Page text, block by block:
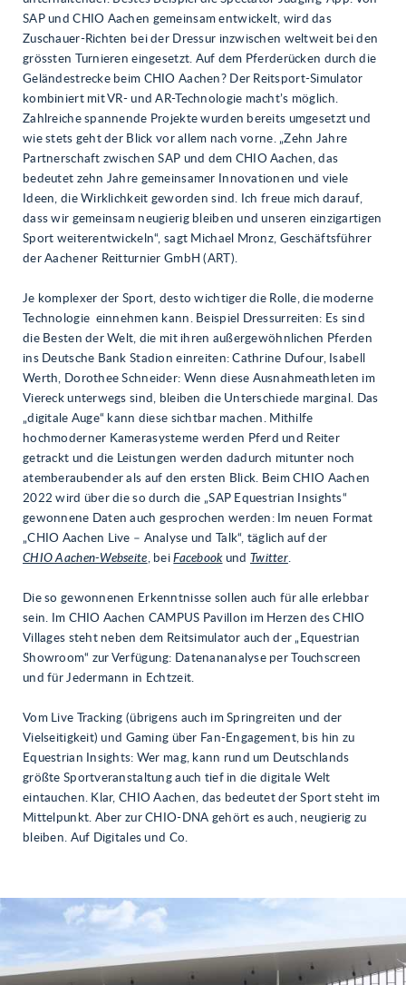
SAP und CHIO Aachen gemeinsam entwickelt, wird das
Zuschauer-Richten bei der Dressur inzwischen weltweit bei den
grössten Turnieren eingesetzt. Auf dem Pferderücken durch die
Geländestrecke beim CHIO Aachen? Der Reitsport-Simulator
kombiniert mit VR- und AR-Technologie macht’s möglich.
Zahlreiche spannende Projekte wurden bereits umgesetzt und
wie stets geht der Blick vor allem nach vorne. „Zehn Jahre
Partnerschaft zwischen SAP und dem CHIO Aachen, das
bedeutet zehn Jahre gemeinsamer Innovationen und viele
Ideen, die Wirklichkeit geworden sind. Ich freue mich darauf,
dass wir gemeinsam neugierig bleiben und unseren einzigartigen
Sport weiterentwickeln“, sagt Michael Mronz, Geschäftsführer
der Aachener Reitturnier GmbH (ART).
Je komplexer der Sport, desto wichtiger die Rolle, die moderne
Technologie einnehmen kann. Beispiel Dressurreiten: Es sind
die Besten der Welt, die mit ihren außergewöhnlichen Pferden
ins Deutsche Bank Stadion einreiten: Cathrine Dufour, Isabell
Werth, Dorothee Schneider: Wenn diese Ausnahmeathleten im
Viereck unterwegs sind, bleiben die Unterschiede marginal. Das
„digitale Auge“ kann diese sichtbar machen. Mithilfe
hochmoderner Kamerasysteme werden Pferd und Reiter
getrackt und die Leistungen werden dadurch mitunter noch
atemberaubender als auf den ersten Blick. Beim CHIO Aachen
2022 wird über die so durch die „SAP Equestrian Insights“
gewonnene Daten auch gesprochen werden: Im neuen Format
„CHIO Aachen Live – Analyse und Talk“, täglich auf der
CHIO Aachen-Webseite, beiFacebookund Twitter.
Die so gewonnenen Erkenntnisse sollen auch für alle erlebbar
sein. Im CHIO Aachen CAMPUS Pavillon im Herzen des CHIO
Villages steht neben dem Reitsimulator auch der „Equestrian
Showroom“ zur Verfügung: Datenananalyse per Touchscreen
und für Jedermann in Echtzeit.
Vom Live Tracking (übrigens auch im Springreiten und der
Vielseitigkeit) und Gaming über Fan-Engagement, bis hin zu
Equestrian Insights: Wer mag, kann rund um Deutschlands
größte Sportveranstaltung auch tief in die digitale Welt
eintauchen. Klar, CHIO Aachen, das bedeutet der Sport steht im
Mittelpunkt. Aber zur CHIO-DNA gehört es auch, neugierig zu
bleiben. Auf Digitales und Co.